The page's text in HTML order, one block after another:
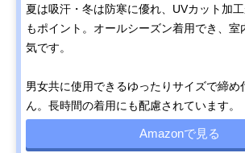
夏は吸汗・冬は防寒に優れ、UVカット加
もポイント。オールシーズン着用でき、室
気です。
男女共に使用できるゆったりサイズで締め
ん。長時間の着用にも配慮されています。
Amazonで見る